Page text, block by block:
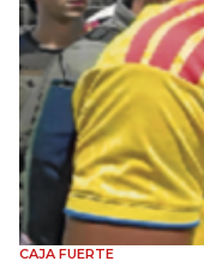
CAJA FUERTE